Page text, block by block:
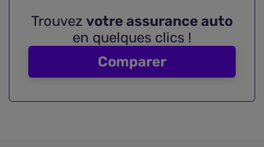
Trouvez votre assurance auto
en quelques clics !
Comparer